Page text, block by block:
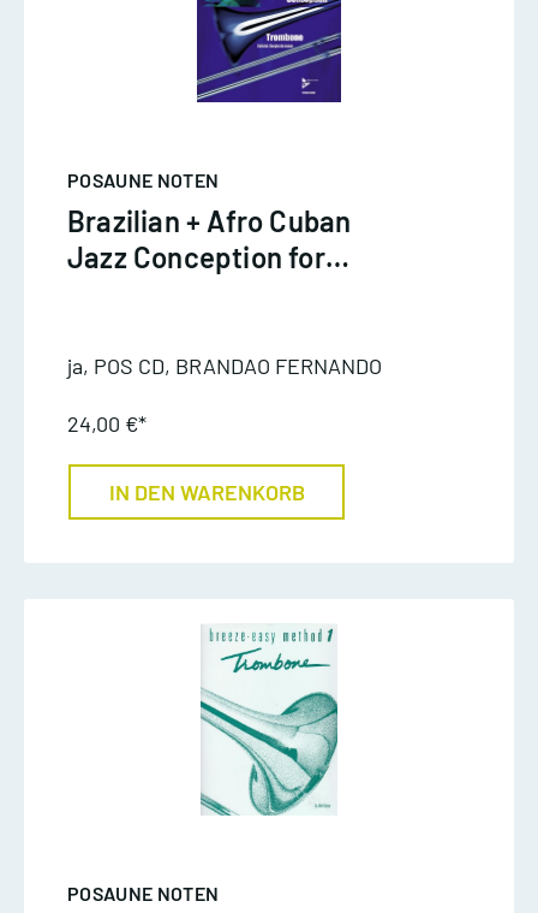
POSAUNE NOTEN
Brazilian + Afro Cuban
Jazz Conception for
ja, POS CD, BRANDAO FERNANDO
24,00 €*
IN DEN WARENKORB
POSAUNE NOTEN